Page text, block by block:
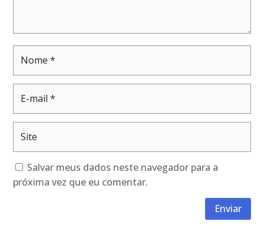
Salvar meus dados neste navegador para a
próxima vez que eu comentar.
Enviar